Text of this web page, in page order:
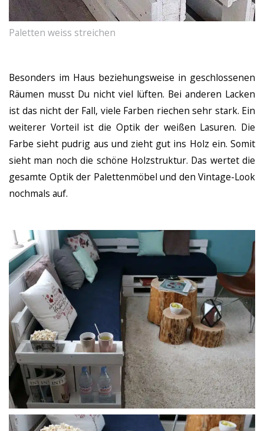
Paletten weiss streichen
Besonders im Haus beziehungsweise in geschlossenen
Räumen musst Du nicht viel lüften. Bei anderen Lacken
ist das nicht der Fall, viele Farben riechen sehr stark. Ein
weiterer Vorteil ist die Optik der weißen Lasuren. Die
Farbe sieht pudrig aus und zieht gut ins Holz ein. Somit
sieht man noch die schöne Holzstruktur. Das wertet die
gesamte Optik der Palettenmöbel und den Vintage-Look
nochmals auf.